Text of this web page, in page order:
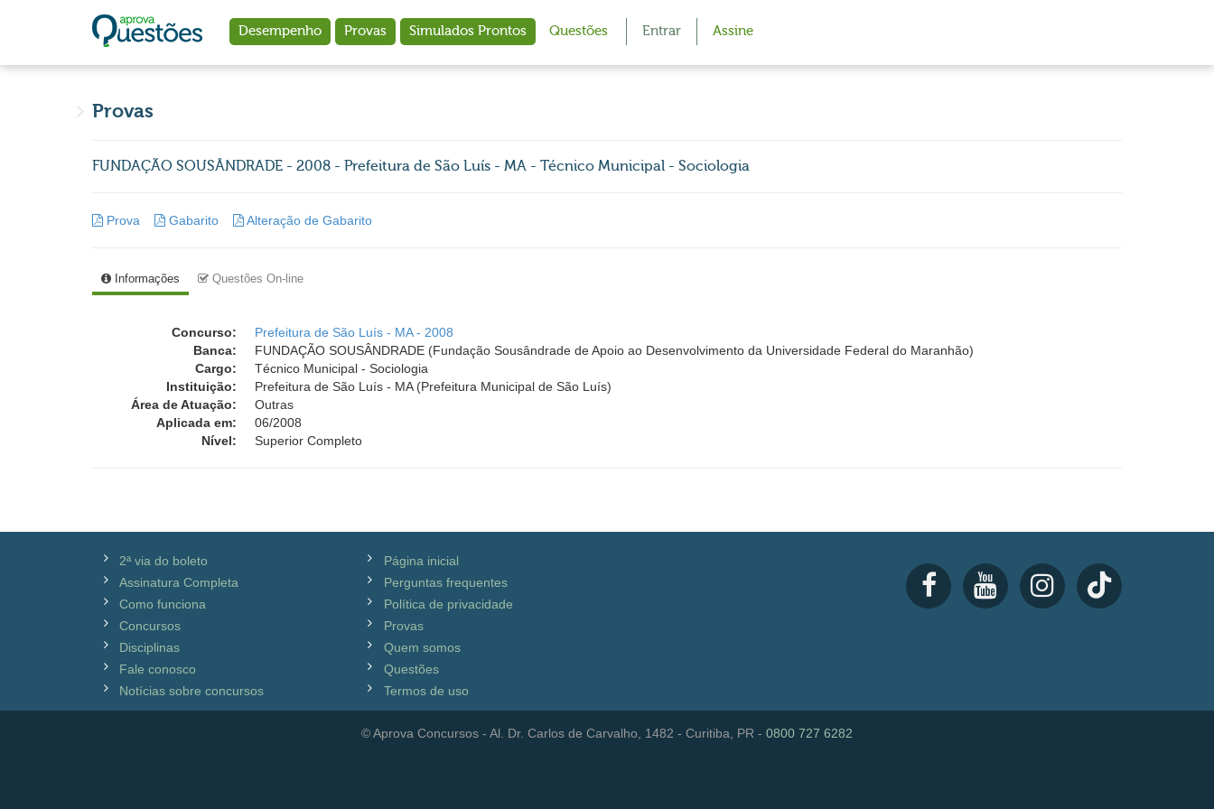
Desempenho Provas Simulados Prontos Questões Entrar Assine
Provas
FUNDAÇÃO SOUSÂNDRADE - 2008 - Prefeitura de São Luís - MA - Técnico Municipal - Sociologia
Prova Gabarito Alteração de Gabarito
Informações Questões On-line
Concurso:
Prefeitura de São Luís - MA - 2008
Banca:
FUNDAÇÃO SOUSÂNDRADE (Fundação Sousândrade de Apoio ao Desenvolvimento da Universidade Federal do Maranhão)
Cargo:
Técnico Municipal - Sociologia
Instituição:
Prefeitura de São Luís - MA (Prefeitura Municipal de São Luís)
Área de Atuação:
Outras
Aplicada em:
06/2008
Nível:
Superior Completo
2ª via do boleto
Assinatura Completa
Como funciona
Concursos
Disciplinas
Fale conosco
Notícias sobre concursos
Página inicial
Perguntas frequentes
Política de privacidade
Provas
Quem somos
Questões
Termos de uso
© Aprova Concursos - Al. Dr. Carlos de Carvalho, 1482 - Curitiba, PR - 0800 727 6282